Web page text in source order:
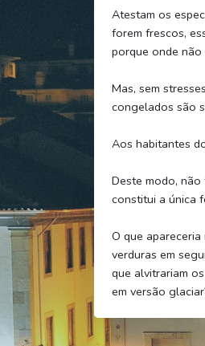
Atestam os
forem frescos,
porque onde
Mas, sem
congelados são
Aos habitantes
Deste modo,
constitui a única
O que
verduras em
que alvitrariam
em versão